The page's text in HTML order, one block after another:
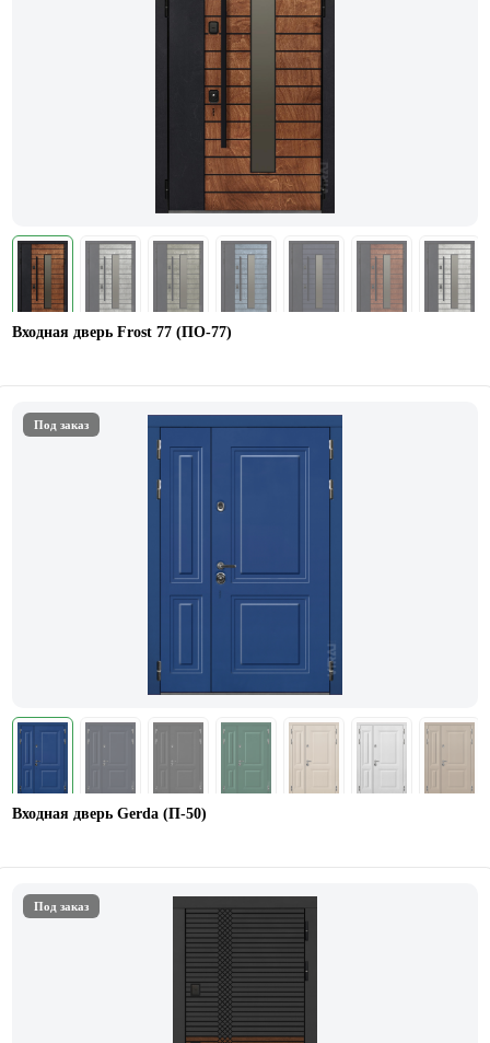
Входная дверь Frost 77 (ПО-77)
Под заказ
Входная дверь Gerda (П-50)
Под заказ